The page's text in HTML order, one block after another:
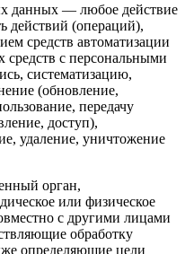
данных — любое действие
действий (операций),
средств автоматизации
средств с персональными
систематизацию,
(обновление,
передачу
доступ),
удаление, уничтожение
орган,
или физическое
с другими лицами
обработку
определяющие цели